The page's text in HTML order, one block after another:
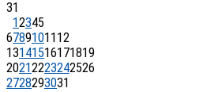
31
12345
67891011 12
13141516171819
20212223242526
2728293031